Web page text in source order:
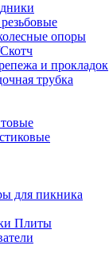
опоры
и прокладок
трубка
для пикника
Плиты